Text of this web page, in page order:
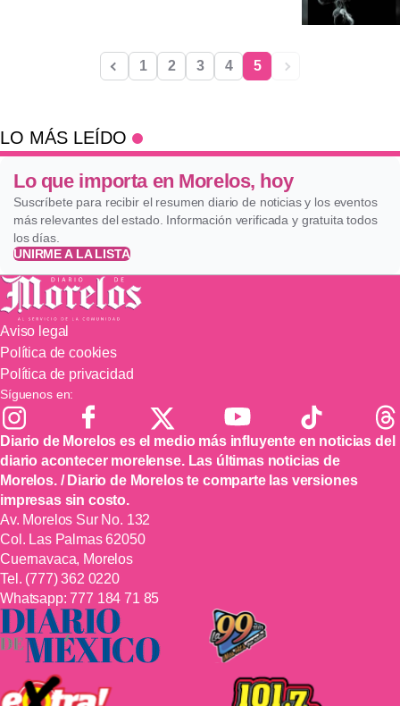
1 2 3 4 5
LO MÁS LEÍDO
Lo que importa en Morelos, hoy
Suscríbete para recibir el resumen diario de noticias y los eventos
más relevantes del estado. Información verificada y gratuita todos
los días.
UNIRME A LA LISTA
Aviso legal
Política de cookies
Política de privacidad
Síguenos en:
Diario de Morelos es el medio más influyente en noticias del
diario acontecer morelense. Las últimas noticias de
Morelos. / Diario de Morelos te comparte las versiones
impresas sin costo.
Av. Morelos Sur No. 132
Col. Las Palmas 62050
Cuernavaca, Morelos
Tel. (777) 362 0220
Whatsapp:777 184 71 85